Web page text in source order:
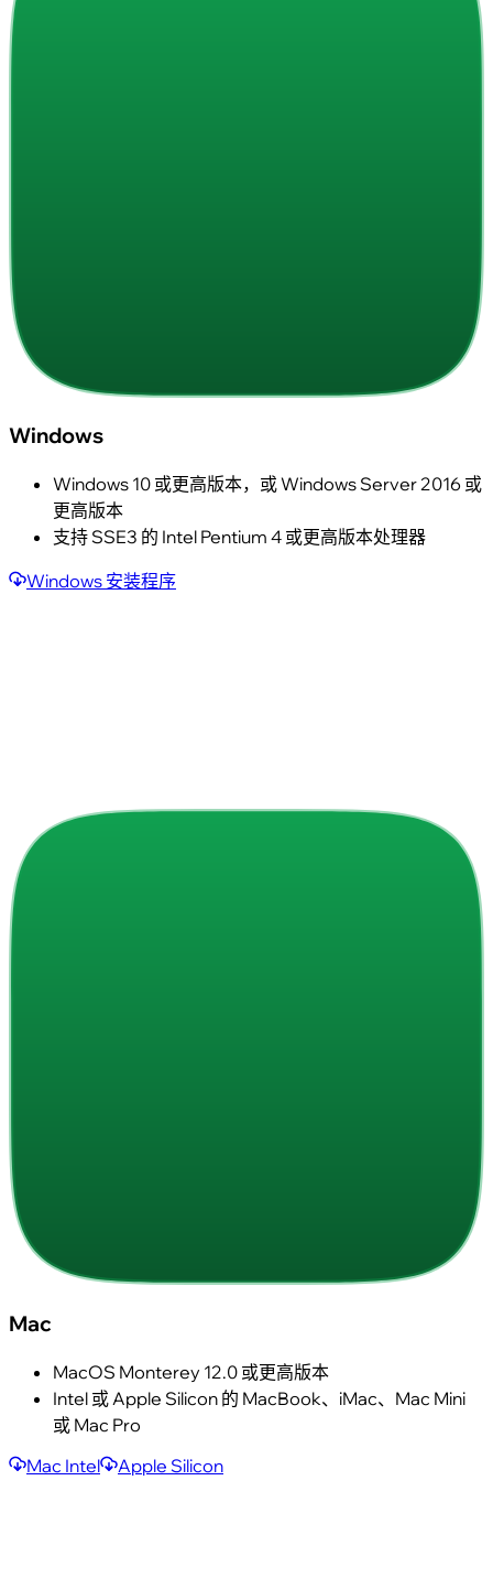
Windows
Windows 10 或更高版本，或 Windows Server 2016 或
更高版本
支持 SSE3 的 Intel Pentium 4 或更高版本处理器
Windows 安装程序
Mac
MacOS Monterey 12.0 或更高版本
Intel 或 Apple Silicon 的 MacBook、iMac、Mac Mini
或 Mac Pro
Mac Intel
Apple Silicon